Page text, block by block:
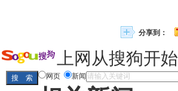
分享到：
上网从搜狗开始
网页 新闻